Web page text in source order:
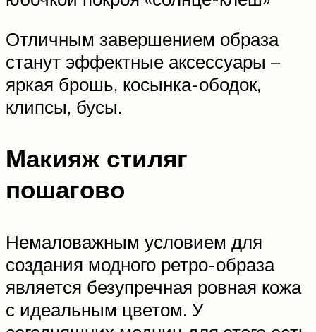
Отличным завершением образа
станут эффектные аксессуары –
яркая брошь, косынка-ободок,
клипсы, бусы.
Макияж стиляг
пошагово
Немаловажным условием для
создания модного ретро-образа
является безупречная ровная кожа
с идеальным цветом. У